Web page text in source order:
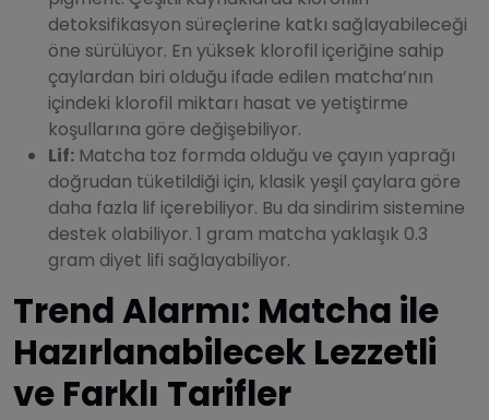
detoksifikasyon süreçlerine katkı sağlayabileceği
öne sürülüyor. En yüksek klorofil içeriğine sahip
çaylardan biri olduğu ifade edilen matcha’nın
içindeki klorofil miktarı hasat ve yetiştirme
koşullarına göre değişebiliyor.
Lif: Matcha toz formda olduğu ve çayın yaprağı
doğrudan tüketildiği için, klasik yeşil çaylara göre
daha fazla lif içerebiliyor. Bu da sindirim sistemine
destek olabiliyor. 1 gram matcha yaklaşık 0.3
gram diyet lifi sağlayabiliyor.
Trend Alarmı: Matcha ile
Hazırlanabilecek Lezzetli
ve Farklı Tarifler